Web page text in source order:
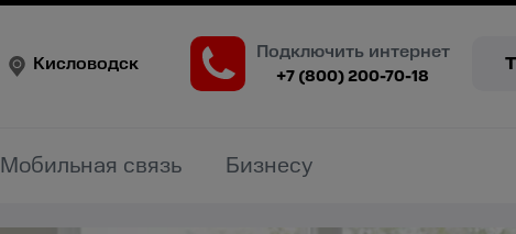
Кисловодск Подключить интернет
+7 (800) 200-70-18
Мобильная связь Бизнесу